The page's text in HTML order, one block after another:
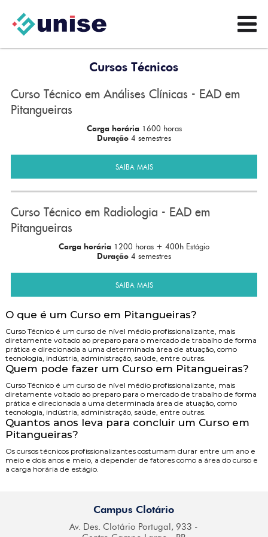
Cursos Técnicos
Curso Técnico em Análises Clínicas - EAD em
Pitangueiras
Carga horária 1600 horas
Duração 4 semestres
SAIBA MAIS
Curso Técnico em Radiologia - EAD em
Pitangueiras
Carga horária 1200 horas + 400h Estágio
Duração 4 semestres
SAIBA MAIS
O que é um Curso em Pitangueiras?
Curso Técnico é um curso de nível médio profissionalizante, mais
diretamente voltado ao preparo para o mercado de trabalho de forma
prática e direcionada a uma determinada área de atuação, como
tecnologia, indústria, administração, saúde, entre outras.
Quem pode fazer um Curso em Pitangueiras?
Curso Técnico é um curso de nível médio profissionalizante, mais
diretamente voltado ao preparo para o mercado de trabalho de forma
prática e direcionada a uma determinada área de atuação, como
tecnologia, indústria, administração, saúde, entre outras.
Quantos anos leva para concluir um Curso em
Pitangueiras?
Os cursos técnicos profissionalizantes costumam durar entre um ano e
meio e dois anos e meio, a depender de fatores como a área do curso e
a carga horária de estágio.
Campus Clotário
Av. Des. Clotário Portugal, 933 -